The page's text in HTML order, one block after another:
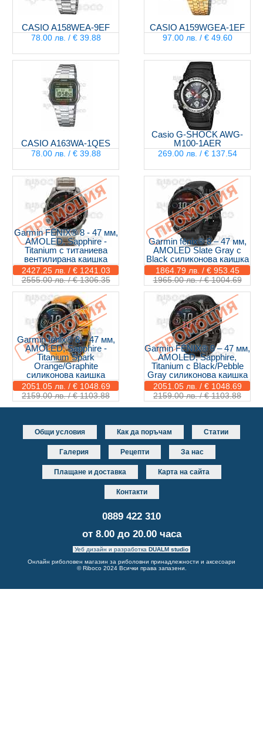
CASIO A158WEA-9EF
78.00 лв. / € 39.88
CASIO A159WGEA-1EF
97.00 лв. / € 49.60
CASIO A163WA-1QES
78.00 лв. / € 39.88
Casio G-SHOCK AWG-
M100-1AER
269.00 лв. / € 137.54
Garmin FĒNIX® 8 - 47 мм,
AMOLED, Sapphire -
Titanium с титаниева
вентилирана каишка
2427.25 лв. / € 1241.03
2555.00 лв. / € 1306.35
Garmin fēnix® 8 – 47 мм,
AMOLED Slate Gray с
Black силиконова каишка
1864.79 лв. / € 953.45
1965.00 лв. / € 1004.69
Garmin fēnix® 8 – 47 мм,
AMOLED, Sapphire -
Titanium Spark
Orange/Graphite
силиконова каишка
2051.05 лв. / € 1048.69
2159.00 лв. / € 1103.88
Garmin FĒNIX® 8 – 47 мм,
AMOLED, Sapphire,
Titanium с Black/Pebble
Gray силиконова каишка
2051.05 лв. / € 1048.69
2159.00 лв. / € 1103.88
Общи условия Как да поръчам Статии
Галерия Рецепти За нас
Плащане и доставка Карта на сайта
Контакти
0889 422 310
от 8.00 до 20.00 часа
Уеб дизайн и разработка DUALM studio
Онлайн риболовен магазин за риболовни принадлежности и аксесоари
© Riboco 2024 Всички права запазени.